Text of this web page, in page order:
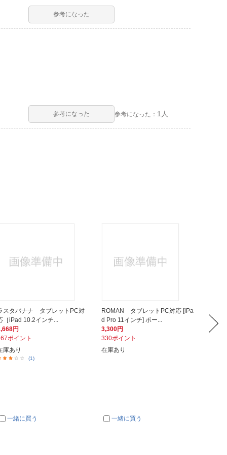
参考になった
参考になった 参考になった： 1人
スタバナナ タブレットPC対
［iPad 10.2インチ...
円
ポイント
庫あり
(1)
一緒に買う
ROMAN タブレットPC対応 [iPa
d Pro 11インチ] ポー...
3,300円
330ポイント
在庫あり
一緒に買う
ブレ
1,630円